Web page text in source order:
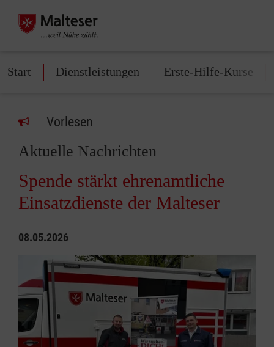
Start Dienstleistungen Erste-Hilfe-Kurse
Vorlesen
Aktuelle Nachrichten
Spende stärkt ehrenamtliche
Einsatzdienste der Malteser
08.05.2026